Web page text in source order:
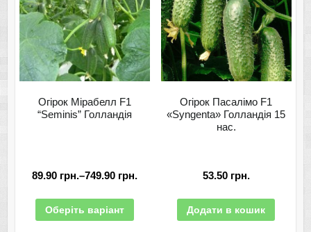
Огірок Мірабелл F1
“Seminis” Голландія
89.90 грн.–749.90 грн.
Оберіть варіант
Огірок Пасалімо F1
«Syngenta» Голландія 15
нас.
53.50 грн.
Додати в кошик